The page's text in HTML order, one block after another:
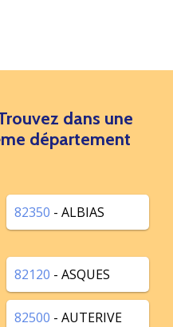
dans une
département
82350 - ALBIAS
82120 - ASQUES
82500 - AUTERIVE